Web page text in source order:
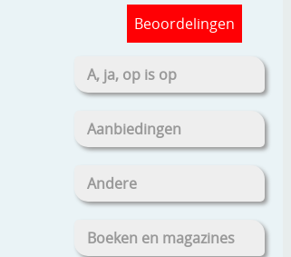
Beoordelingen
A, ja, op is op
Aanbiedingen
Andere
Boeken en magazines